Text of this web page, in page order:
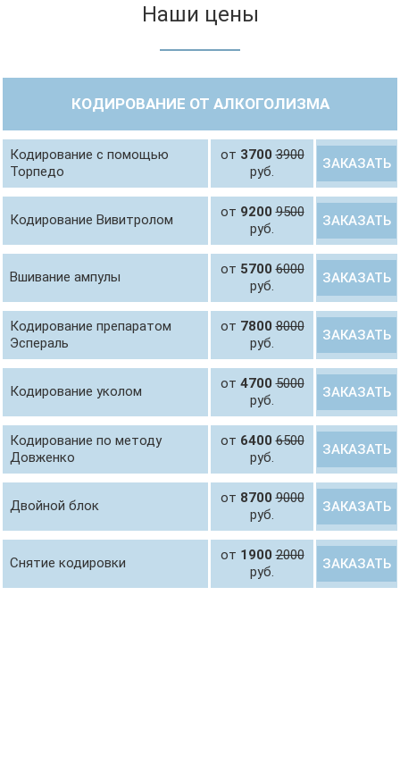
Наши цены
КОДИРОВАНИЕ ОТ АЛКОГОЛИЗМА
Кодирование с помощью
Торпедо
от 37003900
руб.
ЗАКАЗАТЬ
Кодирование Вивитролом от 92009500
руб.
ЗАКАЗАТЬ
Вшивание ампулы от 57006000
руб.
ЗАКАЗАТЬ
Кодирование препаратом
Эспераль
от 78008000
руб.
ЗАКАЗАТЬ
Кодирование уколом от 47005000
руб.
ЗАКАЗАТЬ
Кодирование по методу
Довженко
от 64006500
руб.
ЗАКАЗАТЬ
Двойной блок от 87009000
руб.
ЗАКАЗАТЬ
Снятие кодировки от 19002000
руб.
ЗАКАЗАТЬ